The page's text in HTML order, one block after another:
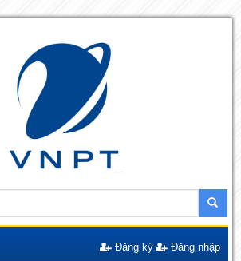
Đăng ký Đăng nhập